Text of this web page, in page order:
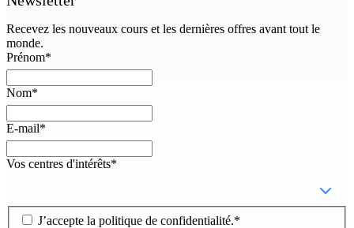
Recevez les nouveaux cours et les dernières offres avant tout le
monde.
Prénom*
Nom*
E-mail*
Vos centres d'intérêts*
J’accepte la politique de confidentialité.*